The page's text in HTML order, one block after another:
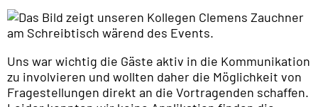
Uns war wichtig die Gäste aktiv in die Kommunikation
zu involvieren und wollten daher die Möglichkeit von
Fragestellungen direkt an die Vortragenden schaffen.